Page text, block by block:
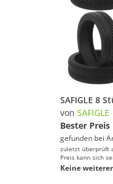
von SAFIGLE
Bester Preis
gefunden bei
zuletzt überprüft
Preis kann sich
Keine